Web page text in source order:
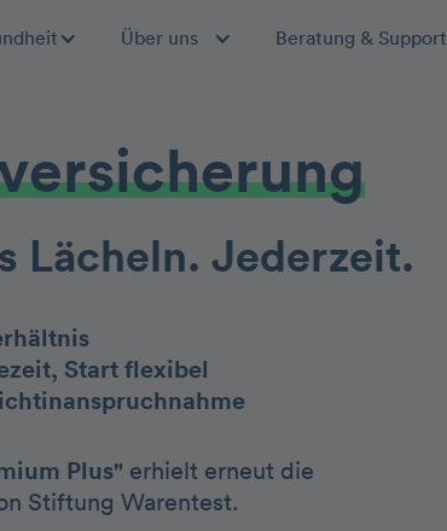
Über uns Beratung & Support
Lächeln. Jederzeit.
Start flexibel
Plus" erhielt erneut die
Stiftung Warentest.